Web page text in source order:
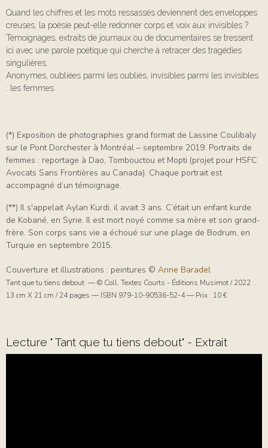
Quand les chiffres et les mots ressassés deviennent des enveloppes
creuses, la poésie peut-elle redonner corps et voix aux invisibles ?
Témoignages, extraits de journaux ou de documentaires se tressent
ici avec une parole poétique qui cherche à retracer des tragédies
singulières.
Anonymes, oubliées parmi les oubliés, invisibles parmi les invisibles
: les femmes
(*) Exposition de photographies grand format de Lassine Coulibaly
sur le Pont Dorchester à Montréal – septembre 2019. Portraits de
femmes : reportage à Dao, Tombouctou et Mopti (projet pour HSFC
Avocats Sans Frontières au Canada). Chaque portrait est
accompagné d’un témoignage.
(**) Il s'appelait Aylan Kurdi, il avait 3 ans. C’était un enfant kurde
de Kobané, en Syrie. Il est mort noyé comme sa mère et son grand-
frère. Son corps sans vie a échoué sur une plage de Bodrum, en
Turquie en septembre 2015.
Couverture et illustrations : peintures © Anne Baradel
Tant que tu tiens debout — © Coll. Textes Courts - Éditions Musimot / 2022
13 cm X 21 cm / 24 pages — ISBN 979-10-90536-52-4 — Prix : 10 €
Lecture " Tant que tu tiens debout" - Extrait